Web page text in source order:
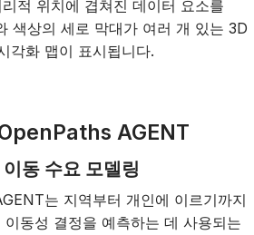
AGENT
동 수요 모델링
는 지역부터 개인에 이르기까지
동성 결정을 예측하는 데 사용되는